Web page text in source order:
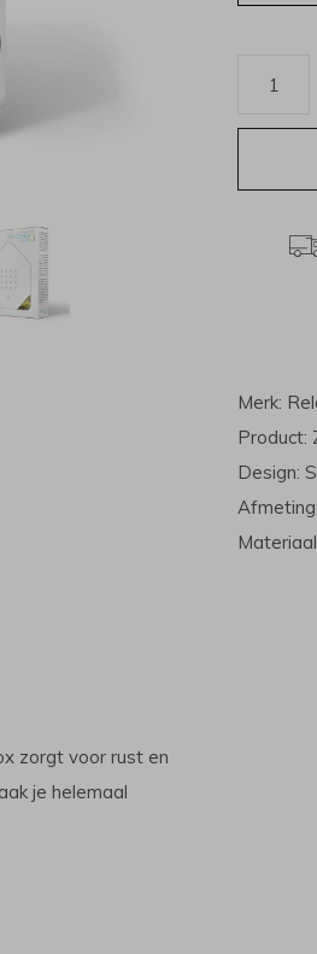
Merk:
Product:
Design:
zorgt voor rust en
je helemaal